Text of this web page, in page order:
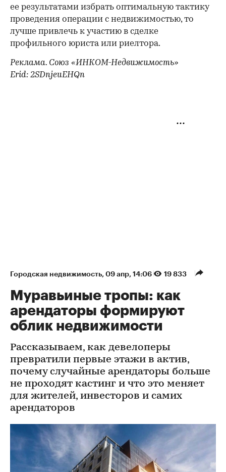
ее результатами избрать оптимальную тактику
проведения операции с недвижимостью, то
лучше привлечь к участию в сделке
профильного юриста или риелтора.
Реклама. Союз «ИНКОМ-Недвижимость»
Erid: 2SDnjeuEHQn
Городская недвижимость 09 апр, 14:06 19 833
Муравьиные тропы: как
арендаторы формируют
облик недвижимости
Рассказываем, как девелоперы
превратили первые этажи в актив,
почему случайные арендаторы больше
не проходят кастинг и что это меняет
для жителей, инвесторов и самих
арендаторов